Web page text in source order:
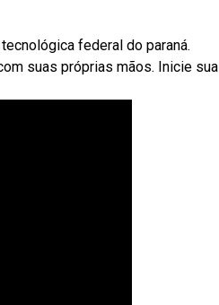
federal do paraná.
suas próprias mãos. Inicie sua